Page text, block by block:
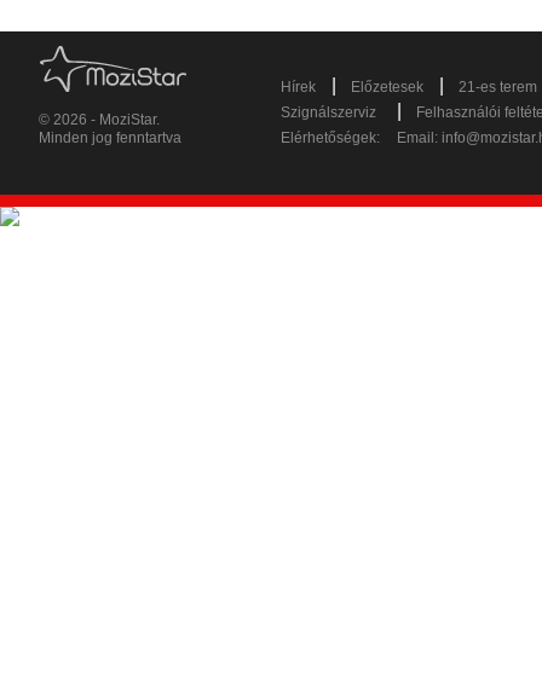
© 2026 - MoziStar.
Minden jog fenntartva
Hírek Előzetesek
21-es terem
Szignálszerviz
Felhasználói
Elérhetőségek:
Email: